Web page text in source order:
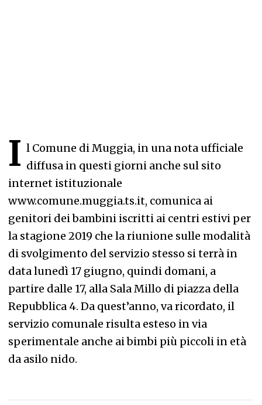
I l Comune di Muggia, in una nota ufficiale
diffusa in questi giorni anche sul sito
internet istituzionale
www.comune.muggia.ts.it, comunica ai
genitori dei bambini iscritti ai centri estivi per
la stagione 2019 che la riunione sulle modalità
di svolgimento del servizio stesso si terrà in
data lunedì 17 giugno, quindi domani, a
partire dalle 17, alla Sala Millo di piazza della
Repubblica 4. Da quest’anno, va ricordato, il
servizio comunale risulta esteso in via
sperimentale anche ai bimbi più piccoli in età
da asilo nido.